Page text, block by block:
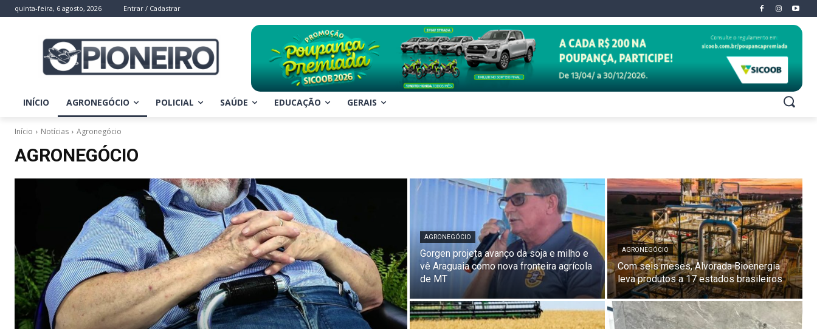
quinta-feira, 6 agosto, 2026 Entrar / Cadastrar
INÍCIO AGRONEGÓCIO POLICIAL SAÚDE EDUCAÇÃO GERAIS
Início Notícias Agronegócio
AGRONEGÓCIO
AGRONEGÓCIO
Gorgen projeta avanço da soja e milho e
vê Araguaia como nova fronteira agrícola
de MT
AGRONEGÓCIO
Com seis meses, Alvorada Bioenergia
leva produtos a 17 estados brasileiros